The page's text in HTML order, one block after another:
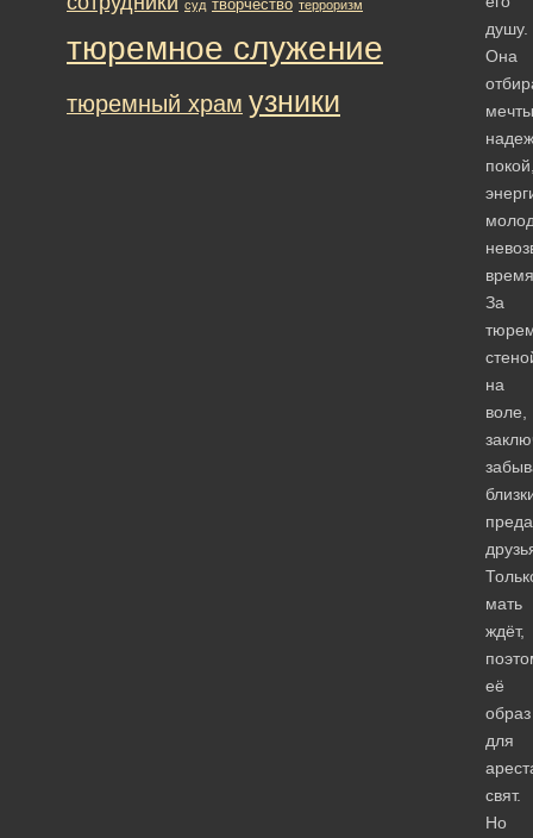
душу.
Она
За
на
воле,
мать
ждёт,
её
образ
для
свят.
Но
суд творчество терроризм
тюремное служение
тюремный храм узники